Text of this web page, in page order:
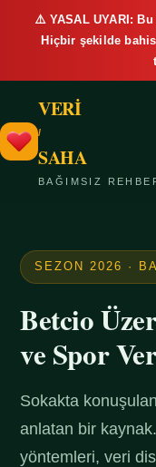
⚠️ YASAL UYARI:
Hiçbir şekilde
VERİ
/
SAHA
BAĞIMSIZ
SEZON 2026 ·
Betcio
ve Spor
Sokakta
anlatan bir
yöntemleri, veri